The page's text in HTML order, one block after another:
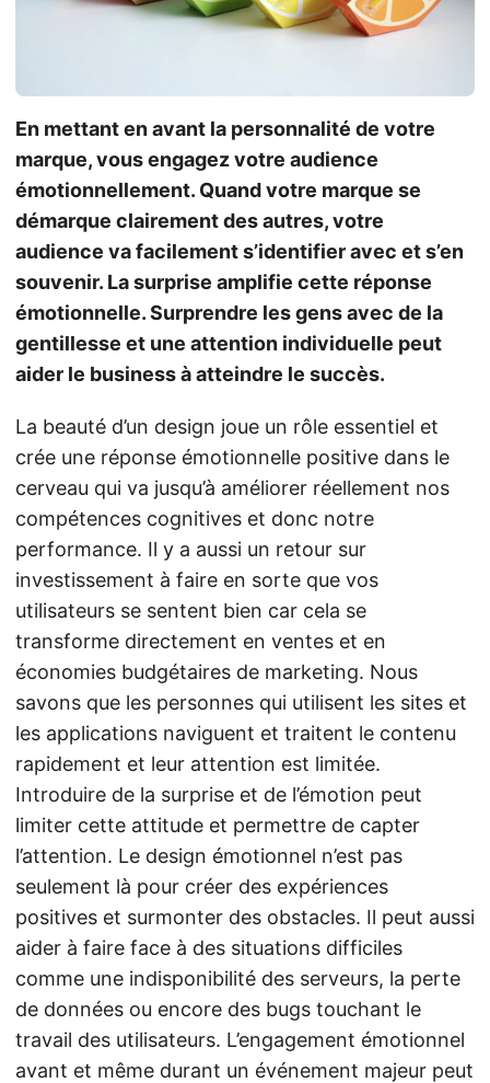
En mettant en avant la personnalité de votre
marque, vous engagez votre audience
émotionnellement. Quand votre marque se
démarque clairement des autres, votre
audience va facilement s’identifier avec et s’en
souvenir. La surprise amplifie cette réponse
émotionnelle. Surprendre les gens avec de la
gentillesse et une attention individuelle peut
aider le business à atteindre le succès.
La beauté d’un design joue un rôle essentiel et
crée une réponse émotionnelle positive dans le
cerveau qui va jusqu’à améliorer réellement nos
compétences cognitives et donc notre
performance. Il y a aussi un retour sur
investissement à faire en sorte que vos
utilisateurs se sentent bien car cela se
transforme directement en ventes et en
économies budgétaires de marketing. Nous
savons que les personnes qui utilisent les sites et
les applications naviguent et traitent le contenu
rapidement et leur attention est limitée.
Introduire de la surprise et de l’émotion peut
limiter cette attitude et permettre de capter
l’attention. Le design émotionnel n’est pas
seulement là pour créer des expériences
positives et surmonter des obstacles. Il peut aussi
aider à faire face à des situations difficiles
comme une indisponibilité des serveurs, la perte
de données ou encore des bugs touchant le
travail des utilisateurs. L’engagement émotionnel
avant et même durant un événement majeur peut